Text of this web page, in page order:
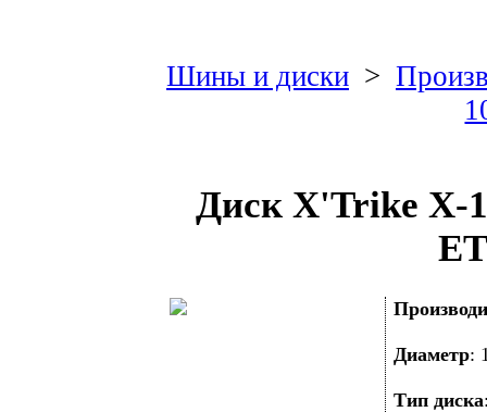
Шины и диски>
Диск X'Trike X-
Диаметр:
Тип диска